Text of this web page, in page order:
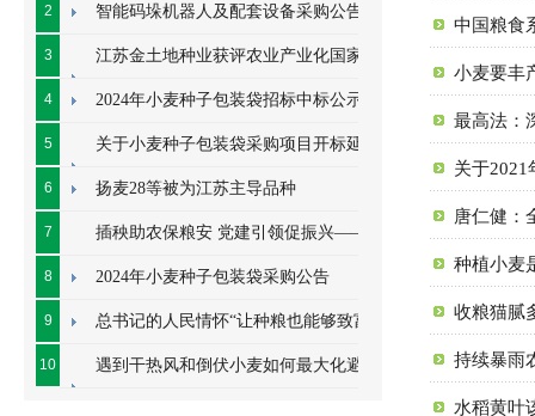
日系列活动顺利开展
2 智能码垛机器人及配套设备采购公告
3 江苏金土地种业获评农业产业化国家重
点龙头企业
4 2024年小麦种子包装袋招标中标公示
5 关于小麦种子包装袋采购项目开标延期
的公告
6 扬麦28等被为江苏主导品种
7 插秧助农保粮安 党建引领促振兴——七
里甸社区党总支、公司党支部联合开展插秧助
农耕
8 2024年小麦种子包装袋采购公告
9 总书记的人民情怀“让种粮也能够致富”
10 遇到干热风和倒伏小麦如何最大化避免
中国粮食
小麦要丰
最高法：
关于2021
唐仁健：
种植小麦
收粮猫腻
持续暴雨
水稻黄叶